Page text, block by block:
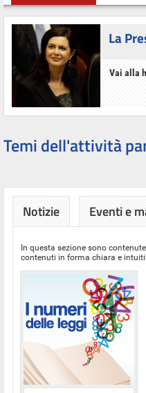
La
Vai alla
Temi dell'attività
Notizie Eventi e
In questa sezione sono
contenuti in forma chiara e